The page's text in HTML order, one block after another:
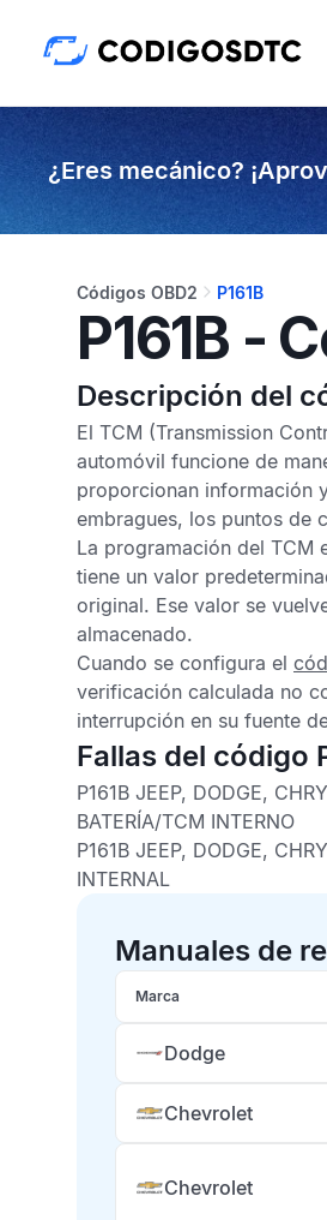
¿Eres mecánico?
Códigos OBD2 P161B
P161B -
Descripción del
El TCM (Transmission
automóvil funcione de
proporcionan información
embragues, los puntos de
La programación del TCM
tiene un valor
original. Ese valor se
almacenado.
Cuando se configura el
verificación calculada no
interrupción en su fuente
Fallas del código
P161B JEEP, DODGE,
BATERÍA/TCM INTERNO
P161B JEEP, DODGE,
INTERNAL
Manuales de
Marca
Dodge
Chevrolet
Chevrolet